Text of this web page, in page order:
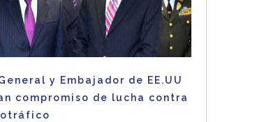
y Embajador de EE.UU
compromiso de lucha contra